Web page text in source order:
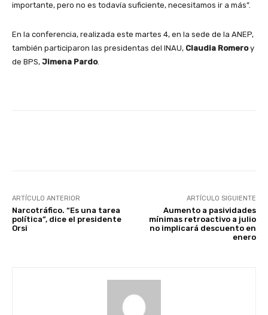
importante, pero no es todavía suficiente, necesitamos ir a más”.
En la conferencia, realizada este martes 4, en la sede de la ANEP,
también participaron las presidentas del INAU, Claudia Romeroy
de BPS, Jimena Pardo.
ARTÍCULO ANTERIOR
Narcotráfico. “Es una tarea
política”, dice el presidente
Orsi
ARTÍCULO SIGUIENTE
Aumento a pasividades
mínimas retroactivo a julio
no implicará descuento en
enero